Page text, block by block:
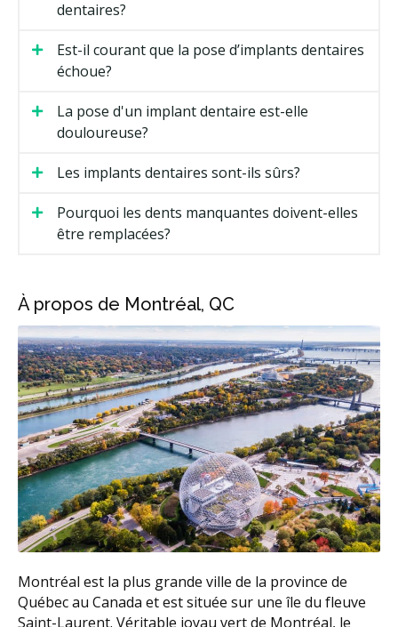
dentaires?
Est-il courant que la pose d’implants dentaires
échoue?
La pose d'un implant dentaire est-elle
douloureuse?
Les implants dentaires sont-ils sûrs?
Pourquoi les dents manquantes doivent-elles
être remplacées?
À propos de Montréal, QC
Montréal est la plus grande ville de la province de
Québec au Canada et est située sur une île du fleuve
Saint-Laurent. Véritable joyau vert de Montréal, le